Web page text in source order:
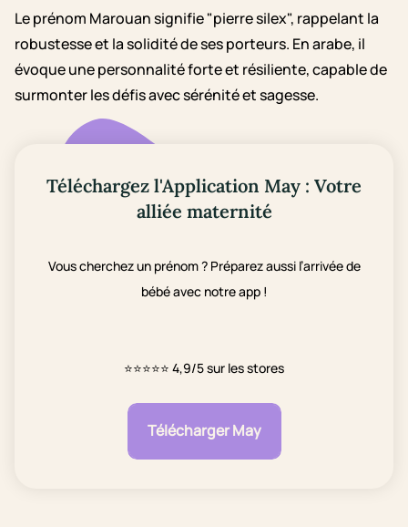
Le prénom Marouan signifie "pierre silex", rappelant la
robustesse et la solidité de ses porteurs. En arabe, il
évoque une personnalité forte et résiliente, capable de
surmonter les défis avec sérénité et sagesse.
Téléchargez l'Application May : Votre
alliée maternité
Vous cherchez un prénom ? Préparez aussi l’arrivée de
bébé avec notre app !
⭐⭐⭐⭐⭐ 4,9/5 sur les stores
Télécharger May